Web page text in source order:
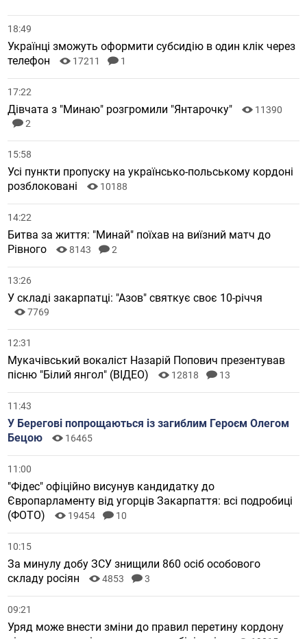
18:49
Українці зможуть оформити субсидію в один клік через
телефон
17211 1
17:22
Дівчата з "Минаю" розгромили "Янтарочку"
11390
2
15:58
Усі пункти пропуску на українсько-польському кордоні
розблоковані
10188
14:22
Битва за життя: "Минай" поїхав на виїзний матч до
Рівного
8143 2
13:26
У складі закарпатці: "Азов" святкує своє 10-річчя
7769
12:31
Мукачівський вокаліст Назарій Попович презентував
пісню "Білий янгол" (ВІДЕО)
12818 13
11:43
У Берегові попрощаються із загиблим Героєм Олегом
Бецою
16465
11:00
"Фідес" офіційно висунув кандидатку до
Європарламенту від угорців Закарпаття: всі подробиці
(ФОТО)
19454 10
10:15
За минулу добу ЗСУ знищили 860 осіб особового
складу росіян
4853 3
09:21
Уряд може внести зміни до правил перетину кордону